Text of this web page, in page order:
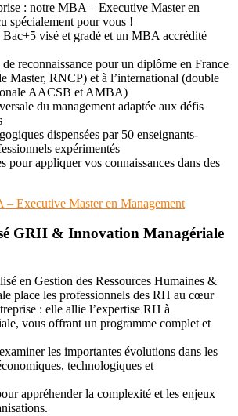
: notre MBA – Executive Master en
spécialement pour vous !
visé et gradé et un MBA accrédité
reconnaissance pour un diplôme en France
Master, RNCP) et à l’international (double
AACSB et AMBA)
du management adaptée aux défis
dispensées par 50 enseignants-
expérimentés
pour appliquer vos connaissances dans des
Executive Master en Management
GRH & Innovation Managériale
en Gestion des Ressources Humaines &
place les professionnels des RH au cœur
: elle allie l’expertise RH à
vous offrant un programme complet et
les importantes évolutions dans les
technologiques et
appréhender la complexité et les enjeux